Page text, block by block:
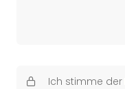
Ich stimme der